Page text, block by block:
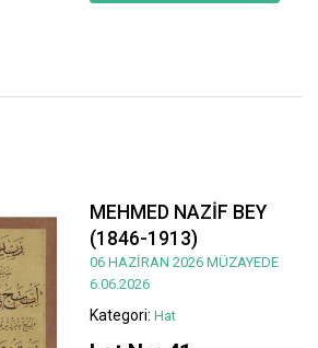
MEHMED NAZİF BEY
(1846-1913)
06 HAZİRAN 2026 MÜZAYEDE
6.06.2026
Kategori: Hat